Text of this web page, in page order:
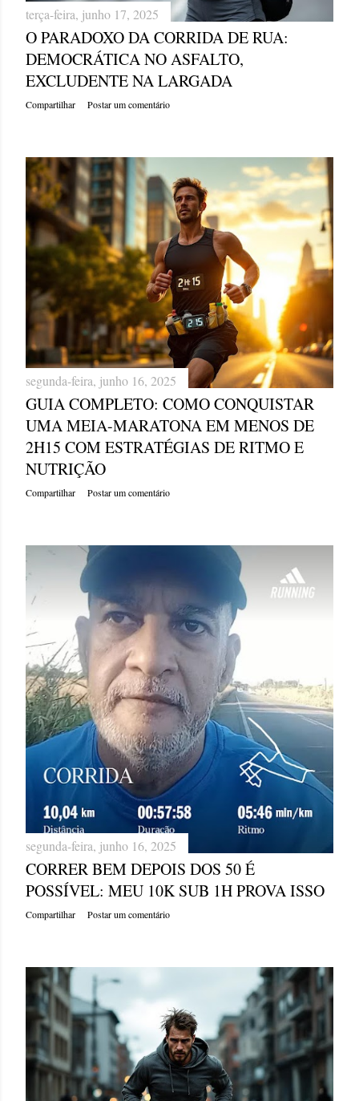
terça-feira, junho 17, 2025
O PARADOXO DA CORRIDA DE RUA:
DEMOCRÁTICA NO ASFALTO,
EXCLUDENTE NA LARGADA
Compartilhar Postar um comentário
segunda-feira, junho 16, 2025
GUIA COMPLETO: COMO CONQUISTAR
UMA MEIA-MARATONA EM MENOS DE
2H15 COM ESTRATÉGIAS DE RITMO E
NUTRIÇÃO
Compartilhar Postar um comentário
segunda-feira, junho 16, 2025
CORRER BEM DEPOIS DOS 50 É
POSSÍVEL: MEU 10K SUB 1H PROVA ISSO
Compartilhar Postar um comentário